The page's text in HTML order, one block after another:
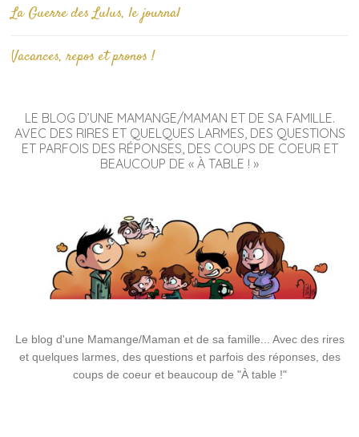
La Guerre des Lulus, le journal
Vacances, repos et pronos !
LE BLOG D’UNE MAMANGE/MAMAN ET DE SA FAMILLE.
AVEC DES RIRES ET QUELQUES LARMES, DES QUESTIONS
ET PARFOIS DES RÉPONSES, DES COUPS DE COEUR ET
BEAUCOUP DE « À TABLE ! »
Le blog d'une Mamange/Maman et de sa famille... Avec des rires
et quelques larmes, des questions et parfois des réponses, des
coups de coeur et beaucoup de "À table !"